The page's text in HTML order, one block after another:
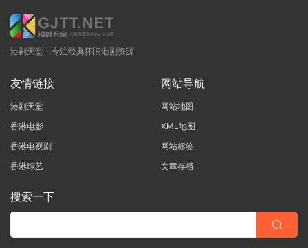
港剧天堂 - 专注经典怀旧港剧资源
友情链接
港剧天堂
香港电影
香港电视剧
香港综艺
网站导航
网站地图
XML地图
网站标签
文章存档
搜索一下